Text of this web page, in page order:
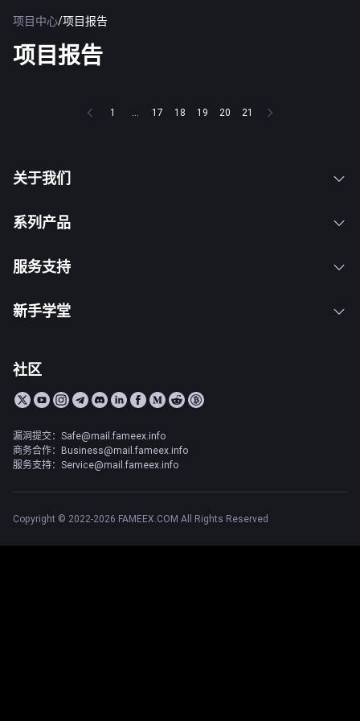
项目中心/项目报告
项目报告
1 ... 17 18 19 20 21
关于我们
系列产品
服务支持
新手学堂
社区
漏洞提交：Safe@mail.fameex.info
商务合作：Business@mail.fameex.info
服务支持：Service@mail.fameex.info
Copyright © 2022-2026 FAMEEX.COM All Rights Reserved